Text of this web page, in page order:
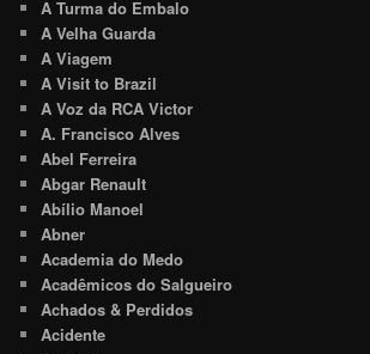
A Turma do Embalo
A Velha Guarda
A Viagem
A Visit to Brazil
A Voz da RCA Victor
A. Francisco Alves
Abel Ferreira
Abgar Renault
Abílio Manoel
Abner
Academia do Medo
Acadêmicos do Salgueiro
Achados & Perdidos
Acidente